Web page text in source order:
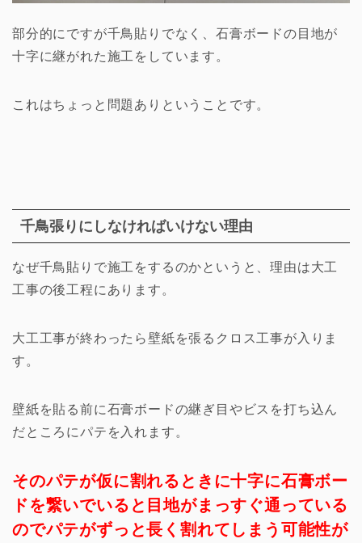
部分的にですが千鳥貼りでなく、石膏ボードの目地が
十字に継がれた施工をしています。
これはちょっと問題ありということです。
千鳥張りにしなければいけない理由
なぜ千鳥貼りで施工をするのかというと、理由は大工
工事の後工程にあります。
大工工事が終わったら壁紙を張るクロス工事が入りま
す。
壁紙を貼る前に石膏ボードの継ぎ目やビスを打ち込ん
だところにパテを入れます。
そのパテが仮に割れるときに十字に石膏ボー
ドを繋いでいると目地がまっすぐ通っている
のでパテがずっと長く割れてしまう可能性が